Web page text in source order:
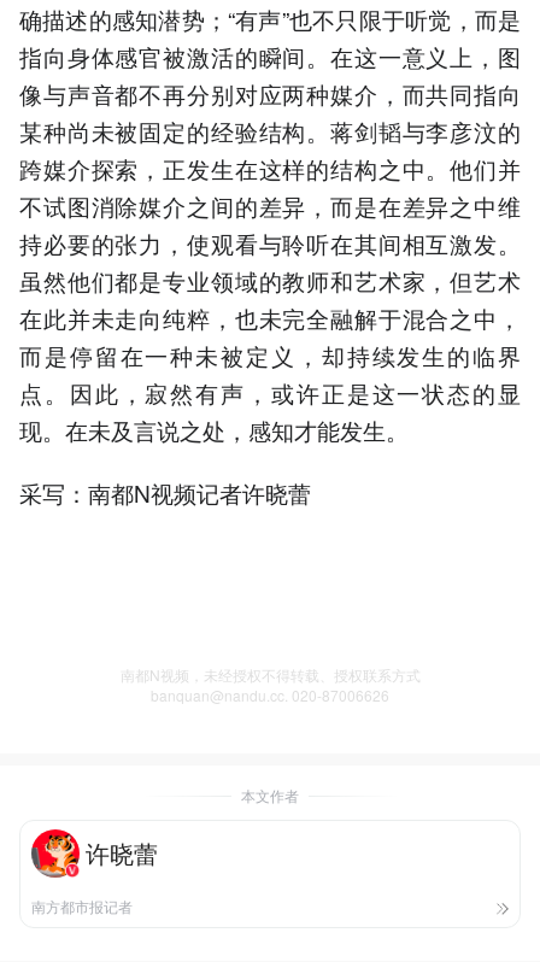
确描述的感知潜势；“有声”也不只限于听觉，而是
指向身体感官被激活的瞬间。在这一意义上，图
像与声音都不再分别对应两种媒介，而共同指向
某种尚未被固定的经验结构。蒋剑韬与李彦汶的
跨媒介探索，正发生在这样的结构之中。他们并
不试图消除媒介之间的差异，而是在差异之中维
持必要的张力，使观看与聆听在其间相互激发。
虽然他们都是专业领域的教师和艺术家，但艺术
在此并未走向纯粹，也未完全融解于混合之中，
而是停留在一种未被定义，却持续发生的临界
点。因此，寂然有声，或许正是这一状态的显
现。在未及言说之处，感知才能发生。
采写：南都N视频记者许晓蕾
南都N视频，未经授权不得转载、授权联系方式
banquan@nandu.cc. 020-87006626
本文作者
许晓蕾
南方都市报记者